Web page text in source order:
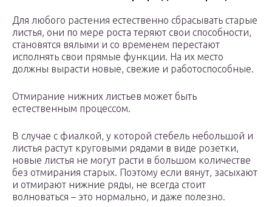
Для любого растения естественно сбрасывать старые
листья, они по мере роста теряют свои способности,
становятся вялыми и со временем перестают
исполнять свои прямые функции. На их место
должны вырасти новые, свежие и работоспособные.
Отмирание нижних листьев может быть
естественным процессом.
В случае с фиалкой, у которой стебель небольшой и
листья растут круговыми рядами в виде розетки,
новые листья не могут расти в большом количестве
без отмирания старых. Поэтому если вянут, засыхают
и отмирают нижние ряды, не всегда стоит
волноваться – это нормально, и даже полезно.